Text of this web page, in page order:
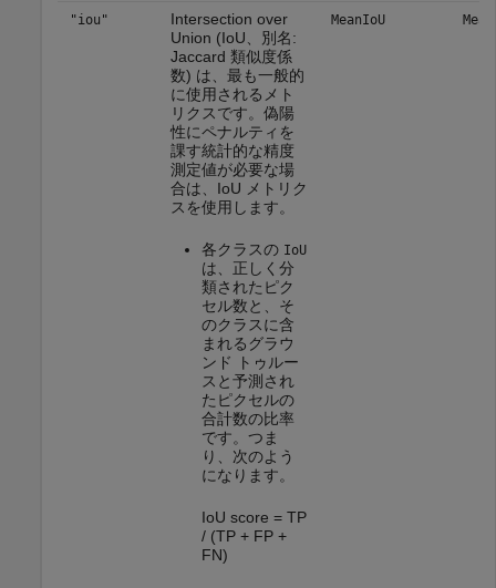
"iou"
Intersection over
Union (IoU、別名:
Jaccard 類似度係
数) は、最も一般的
に使用されるメト
リクスです。偽陽
性にペナルティを
課す統計的な精度
測定値が必要な場
合は、IoU メトリク
スを使用します。
各クラスの IoU
は、正しく分
類されたピク
セル数と、そ
のクラスに含
まれるグラウ
ンド トゥルー
スと予測され
たピクセルの
合計数の比率
です。つま
り、次のよう
になります。
IoU score = TP
/ (TP + FP +
FN)
MeanIoU